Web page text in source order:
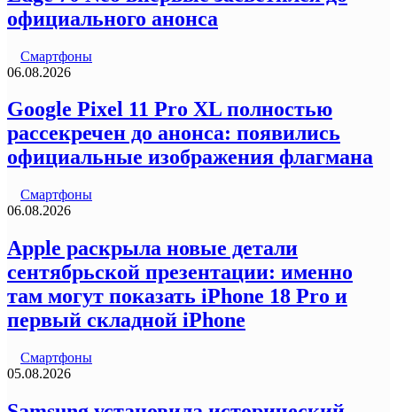
официального анонса
Смартфоны
06.08.2026
Google Pixel 11 Pro XL полностью
рассекречен до анонса: появились
официальные изображения флагмана
Смартфоны
06.08.2026
Apple раскрыла новые детали
сентябрьской презентации: именно
там могут показать iPhone 18 Pro и
первый складной iPhone
Смартфоны
05.08.2026